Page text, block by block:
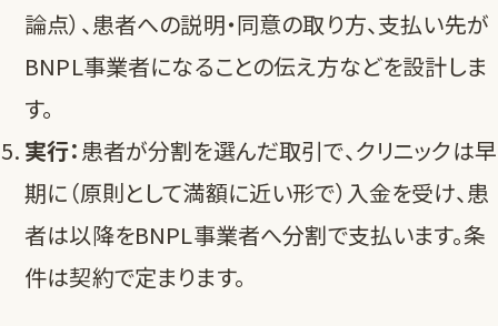
論点）、患者への説明・同意の取り方、支払い先が
BNPL事業者になることの伝え方などを設計しま
す。
実行：患者が分割を選んだ取引で、クリニックは早
期に（原則として満額に近い形で）入金を受け、患
者は以降をBNPL事業者へ分割で支払います。条
件は契約で定まります。